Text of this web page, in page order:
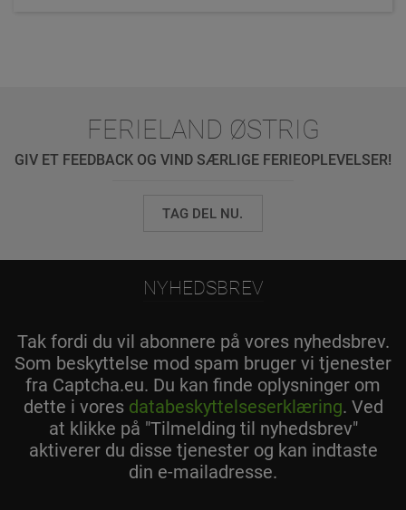
FERIELAND ØSTRIG
GIV ET FEEDBACK OG VIND SÆRLIGE FERIEOPLEVELSER!
TAG DEL NU.
NYHEDSBREV
Tak fordi du vil abonnere på vores nyhedsbrev.
Som beskyttelse mod spam bruger vi tjenester
fra Captcha.eu. Du kan finde oplysninger om
dette i vores databeskyttelseserklæring. Ved
at klikke på "Tilmelding til nyhedsbrev"
aktiverer du disse tjenester og kan indtaste
din e-mailadresse.